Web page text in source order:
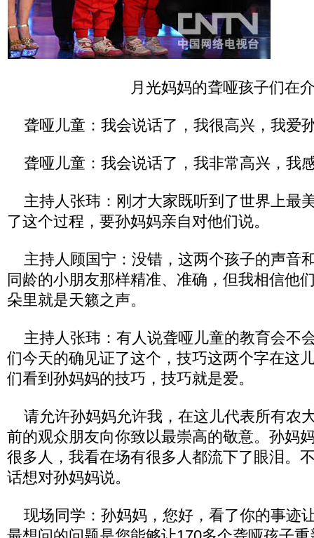
月光妈妈的聋哑孩子们在
聋哑儿童：我会说话了，我很高兴，我爱
聋哑儿童：我会说话了，我非常高兴，我
主持人张玮：刚才大家既听到了世界上最
了这个过程，要孙妈妈亲自对他们说。
主持人顾国宁：没错，这两个孩子的声音
同龄的小朋友那样精准、准确，但我相信他
朵里就是天籁之声。
主持人张玮：有人说聋哑儿童的教育会不
们今天的确见证了这个，技巧这两个字在这
们看到孙妈妈的技巧，技巧就是爱。
请允许孙妈妈允许我，在这儿代表所有农
前的观众朋友向你致以最崇高的敬意。孙妈
很多人，我看在场有很多人都流下了眼泪。
话想对孙妈妈说。
现场同学：孙妈妈，您好，看了你的事迹